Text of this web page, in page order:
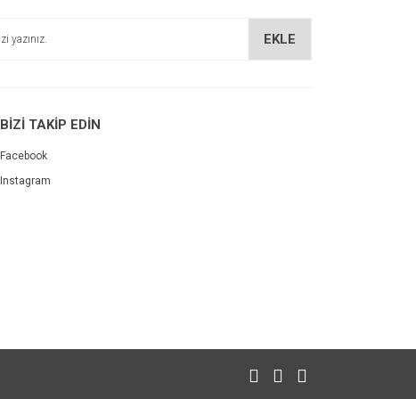
EKLE
BİZİ TAKİP EDİN
Facebook
Instagram